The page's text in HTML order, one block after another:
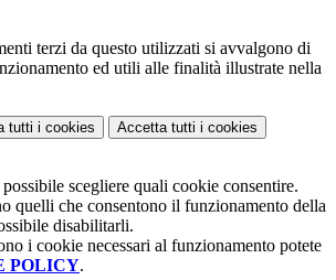
terzi da questo utilizzati si avvalgono di
ed utili alle finalità illustrate nella
tutti i cookies Accetta tutti i cookies
scegliere quali cookie consentire.
quelli che consentono il funzionamento della
disabilitarli.
i cookie necessari al funzionamento potete
POLICY.